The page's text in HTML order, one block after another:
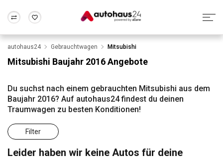
Wir bewerten dein Auto
Alle Fragen & Antworten
Rund um die Inzahlungnahme
Frankfurt Wuppertal
autohaus24 Gebrauchtwagen Mitsubishi
Mitsubishi Baujahr 2016 Angebote
Du suchst nach einem gebrauchten Mitsubishi aus dem
Baujahr 2016? Auf autohaus24 findest du deinen
Traumwagen zu besten Konditionen!
Filter
Leider haben wir keine Autos für deine